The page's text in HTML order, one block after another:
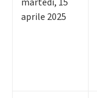
aprile 2025